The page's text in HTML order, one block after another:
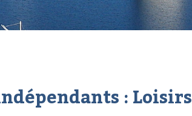
:Loisirs